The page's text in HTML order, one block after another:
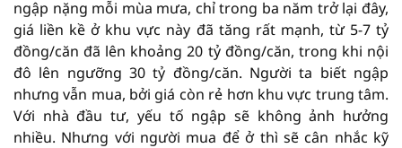
ngập nặng mỗi mùa mưa, chỉ trong ba năm trở lại đây,
giá liền kề ở khu vực này đã tăng rất mạnh, từ 5-7 tỷ
đồng/căn đã lên khoảng 20 tỷ đồng/căn, trong khi nội
đô lên ngưỡng 30 tỷ đồng/căn. Người ta biết ngập
nhưng vẫn mua, bởi giá còn rẻ hơn khu vực trung tâm.
Với nhà đầu tư, yếu tố ngập sẽ không ảnh hưởng
nhiều. Nhưng với người mua để ở thì sẽ cân nhắc kỹ